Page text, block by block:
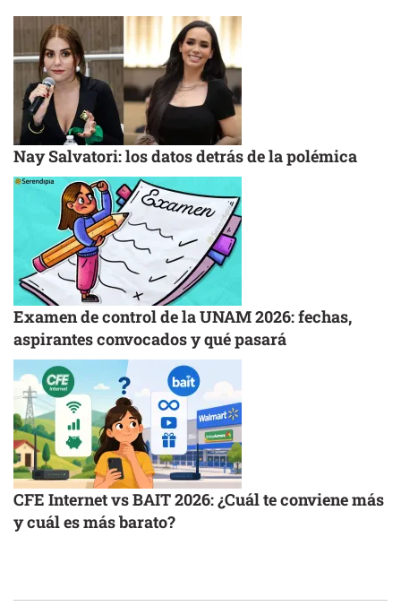
Nay Salvatori: los datos detrás de la polémica
Examen de control de la UNAM 2026: fechas,
aspirantes convocados y qué pasará
CFE Internet vs BAIT 2026: ¿Cuál te conviene más
y cuál es más barato?